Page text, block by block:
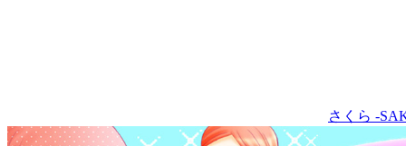
さくら -